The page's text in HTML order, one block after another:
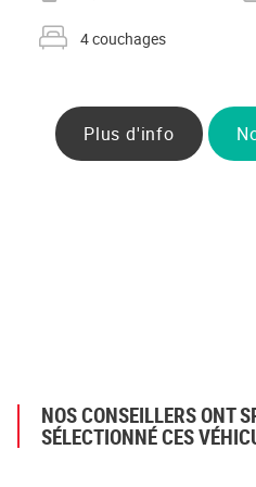
Nombre de couchages
4 couchages
Plus d'info
NOS CONSEILLERS ONT
SÉLECTIONNÉ CES